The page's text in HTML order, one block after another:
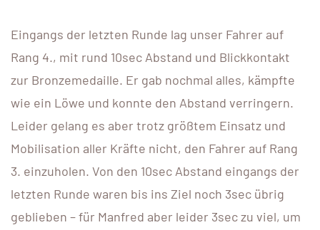
Eingangs der letzten Runde lag unser Fahrer auf
Rang 4., mit rund 10sec Abstand und Blickkontakt
zur Bronzemedaille. Er gab nochmal alles, kämpfte
wie ein Löwe und konnte den Abstand verringern.
Leider gelang es aber trotz größtem Einsatz und
Mobilisation aller Kräfte nicht, den Fahrer auf Rang
3. einzuholen. Von den 10sec Abstand eingangs der
letzten Runde waren bis ins Ziel noch 3sec übrig
geblieben – für Manfred aber leider 3sec zu viel, um